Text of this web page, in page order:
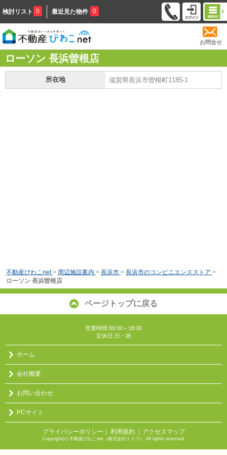
検討リスト 0 最近見た物件 0
お問合せ
ローソン 長浜曽根店
所在地 滋賀県長浜市曽根町1185-1
不動産びわこnet > 周辺施設案内 > 長浜市 > 長浜市のコンビニエンスストア >
ローソン 長浜曽根店
ページトップに戻る
営業時間:09:00～18:00
定休日:日・祝
ホーム
会社概要
お問い合わせ
PCサイト
プライバシーポリシー ｜ 利用規約 ｜アクセスマップ
Copyright(c) 不動産びわこnet（株式会社イトウ） All rights reserved.